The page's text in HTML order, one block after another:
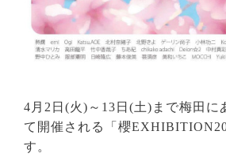
4月2日(火)～13日(土)まで梅田に
て開催される
「櫻
す。